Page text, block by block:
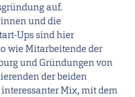
auf.
und die
Ups sind hier
wie Mitarbeitende der
und Gründungen von
der beiden
interessanter Mix, mit dem